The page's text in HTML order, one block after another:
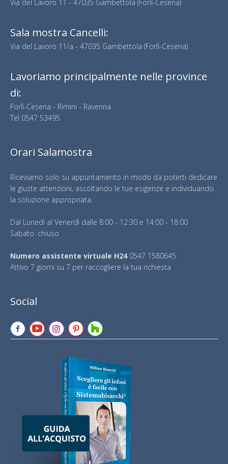
Via del Lavoro 11 - 47035 Gambettola (Forlì-Cesena)
Sala mostra Cancelli:
Via del Lavoro 11/a - 47035 Gambettola (Forlì-Cesena)
Lavoriamo principalmente nelle province
di:
Forlì-Cesena - Rimini - Ravenna
Tel 0547 53495
Orari Salamostra
Riceviamo solo su appuntamento in modo da poterti dedicare
le giuste attenzioni, ascoltando le tue esigenze e individuando
la soluzione appropriata.
Dal Lunedì al Venerdì dalle 8:00 - 12:30 e 14:00 - 18:00
Sabato: chiuso
Numero assistente virtuale H240547 1580645
Attivo 7 giorni su 7 per raccogliere la tua richiesta
Social